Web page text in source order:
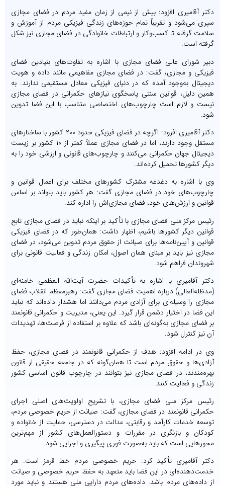
دکتر آقامیری افزود: بیش از نیمی از زمان مفید مردم در فضای مجازی
سپری می‌شود و تقریباً تمام حوزه‌های زندگی فیزیکی مردم از آموزش و
سلامت گرفته تا کسب‌وکار و ارتباطات خانوادگی در فضای مجازی نیز شکل
گرفته است.
دبیر شورای عالی فضای مجازی با اشاره به تفاوت‌های بنیادین فضای
فیزیکی و مجازی، گفت: در فضای مجازی مفاهیمی مانند داده و هویت
دیجیتال به‌وجود آمده که در دنیای فیزیکی معادل مستقیمی ندارند. به
همین دلیل، قوانین سنتی پاسخگوی نیازهای حکمرانی در فضای مجازی
نیست و لازم است چارچوب‌های اختصاصی متناسب با این فضا تدوین
شود.
دکتر آقامیری افزود: اگرچه در فضای فیزیکی حدود ۲۰۰ کشور با ساختارهای
مستقل وجود دارند، اما در فضای مجازی عملاً کمتر از ۱۰ کشور بر زیست
دیجیتال جهان حکمرانی می‌کنند و چارچوب‌های قانونی و ارزشی خود را به
دیگر کشورها تحمیل کرده‌اند.
وی با اشاره به دغدغه مشترک کشورهای مختلف برای اعمال قوانین و
چارچوب‌های خود در فضای مجازی گفت: هر کشور باید بتواند بر اساس
قوانین و ارزش‌های خود، فضای مجازی‌اش را اداره کند.
رئیس مرکز ملی فضای مجازی با تأکید بر اینکه نباید در فضای مجازی تابع
قوانین دیگر کشورها باشیم، اظهار داشت: همان‌طور که در فضای فیزیکی
قوانین و آیین‌نامه‌ها برای صیانت از حقوق مردم تدوین می‌شود، در فضای
مجازی نیز باید بر مبنای همان اصول، امکان زندگی و فعالیت قانونی برای
شهروندان فراهم شود.
دکتر آقامیری با اشاره به تأکیدات حضرت آیت‌الله العظمی خامنه‌ای
(مدظله‌العالی) درباره اهمیت فضای مجازی گفت: رهبرمعظم انقلاب فضای
مجازی را وسیله‌ای برای آزادی مردم می‌دانند اما هشدار داده‌اند که نباید
این فضا در اختیار دشمن قرار گیرد. این یعنی، مدیریت و حکمرانی قانونمند
بر فضای مجازی به‌گونه‌ای باشد که علاوه بر استفاده از فرصت‌ها، تهدیدات
آن نیز کنترل شود.
وی در ادامه افزود: هدف از حکمرانی قانونمند در فضای مجازی، حفظ
آزادی‌ها و حقوق مردم است تا همان‌گونه که در جامعه حقیقی از قانون
بهره‌مندند، در فضای مجازی نیز بتوانند در چارچوب قانون اساسی کشور
زندگی و فعالیت کنند.
رئیس مرکز ملی فضای مجازی، با تشریح اولویت‌های اصلی اجرای
حکمرانی قانونمند در فضای مجازی، گفت: صیانت از حریم خصوصی مردم،
توسعه خدمات کارآمد و رقابتی، عدالت در دسترسی، حمایت از خانواده و
کودکان و بازنگری در مقررات و دستورالعمل‌های کشور از مهم‌ترین
محورهایی است که باید به‌صورت فوری پیگیری و اجرایی شود.
دکتر آقامیری تأکید کرد: حریم خصوصی مردم خط قرمز است. هر
خدمت‌دهنده‌ای در این فضا باید متعهد به حفظ حریم خصوصی و صیانت
از داده‌های مردم باشد. داده‌های مردم دارایی ملی هستند و نباید مورد